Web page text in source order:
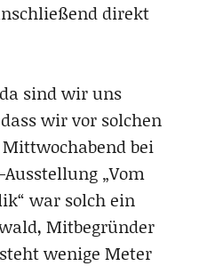
direkt
sind wir uns
wir vor solchen
bei
„Vom
war solch ein
Mitbegründer
wenige Meter